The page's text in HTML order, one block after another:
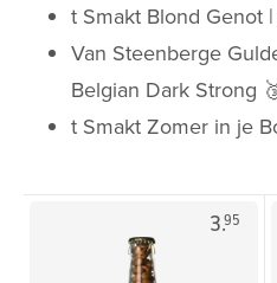
t Smakt Blond Genot
Van Steenberge
Belgian Dark Strong
t Smakt Zomer in je
3.95